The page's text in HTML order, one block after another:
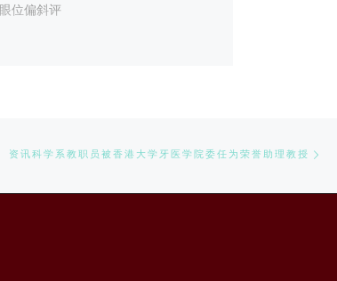
眼位偏斜评
资讯科学系教职员被香港大学牙医学院委任为荣誉助理教授